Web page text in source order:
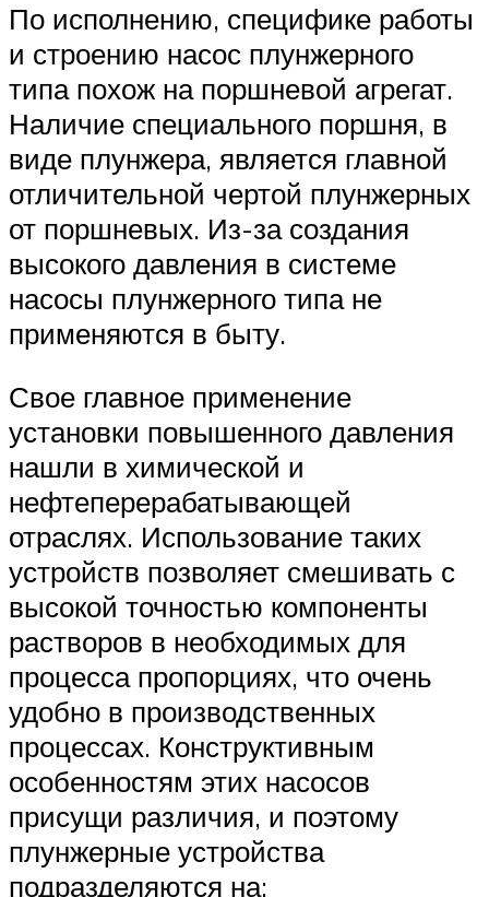
По исполнению, специфике работы
и строению насос плунжерного
типа похож на поршневой агрегат.
Наличие специального поршня, в
виде плунжера, является главной
отличительной чертой плунжерных
от поршневых. Из-за создания
высокого давления в системе
насосы плунжерного типа не
применяются в быту.
Свое главное применение
установки повышенного давления
нашли в химической и
нефтеперерабатывающей
отраслях. Использование таких
устройств позволяет смешивать с
высокой точностью компоненты
растворов в необходимых для
процесса пропорциях, что очень
удобно в производственных
процессах. Конструктивным
особенностям этих насосов
присущи различия, и поэтому
плунжерные устройства
подразделяются на: